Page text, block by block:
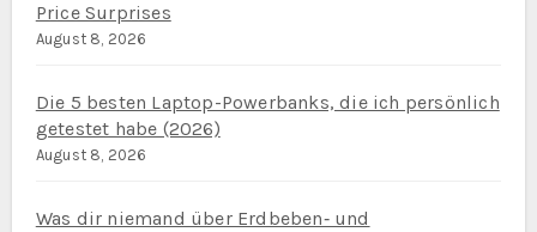
Price Surprises
August 8, 2026
Die 5 besten Laptop-Powerbanks, die ich persönlich
getestet habe (2026)
August 8, 2026
Was dir niemand über Erdbeben‑ und